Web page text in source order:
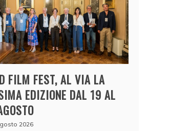
FILM FEST, AL VIA LA
EDIZIONE DAL 19 AL
2026